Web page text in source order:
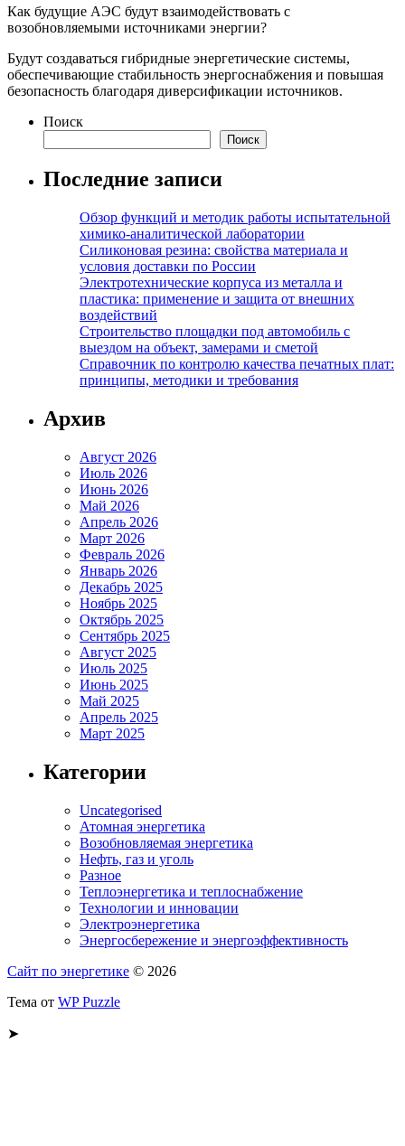
Как будущие АЭС будут взаимодействовать с
возобновляемыми источниками энергии?
Будут создаваться гибридные энергетические системы,
обеспечивающие стабильность энергоснабжения и повышая
безопасность благодаря диверсификации источников.
Поиск
Поиск
Последние записи
Обзор функций и методик работы испытательной
химико-аналитической лаборатории
Силиконовая резина: свойства материала и
условия доставки по России
Электротехнические корпуса из металла и
пластика: применение и защита от внешних
воздействий
Строительство площадки под автомобиль с
выездом на объект, замерами и сметой
Справочник по контролю качества печатных плат:
принципы, методики и требования
Архив
Август 2026
Июль 2026
Июнь 2026
Май 2026
Апрель 2026
Март 2026
Февраль 2026
Январь 2026
Декабрь 2025
Ноябрь 2025
Октябрь 2025
Сентябрь 2025
Август 2025
Июль 2025
Июнь 2025
Май 2025
Апрель 2025
Март 2025
Категории
Uncategorised
Атомная энергетика
Возобновляемая энергетика
Нефть, газ и уголь
Разное
Теплоэнергетика и теплоснабжение
Технологии и инновации
Электроэнергетика
Энергосбережение и энергоэффективность
Сайт по энергетике © 2026
Тема от WP Puzzle
➤